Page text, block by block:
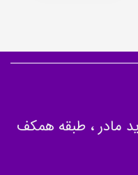
مادر ، طبقه همکف